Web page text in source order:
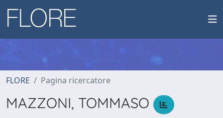
FLORE Pagina ricercatore
MAZZONI, TOMMASO